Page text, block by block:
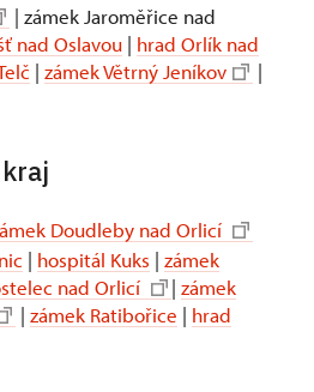
| zámek Jaroměřice nad
nad Oslavou | hrad Orlík nad
| zámek Větrný Jeníkov
|
Doudleby nad Orlicí
| hospitál Kuks | zámek
nad Orlicí | zámek
| zámek Ratibořice | hrad